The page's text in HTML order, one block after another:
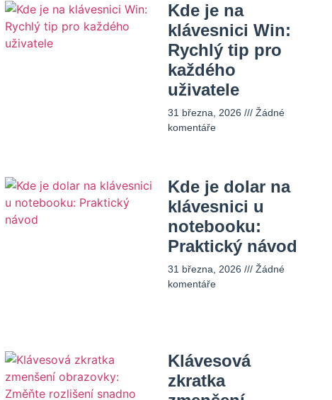
Kde je na
klávesnici Win:
Rychlý tip pro
každého
uživatele
31 března, 2026
Žádné
komentáře
Kde je dolar na
klávesnici u
notebooku:
Praktický návod
31 března, 2026
Žádné
komentáře
Klávesová
zkratka